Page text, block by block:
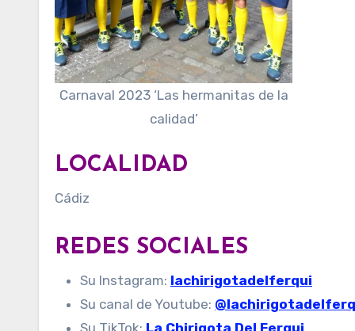
Carnaval 2023 ‘Las hermanitas de la
calidad’
LOCALIDAD
Cádiz
REDES SOCIALES
Su Instagram: lachirigotadelferqui
Su canal de Youtube:
Su TikTok: La Chirigota Del Ferqui